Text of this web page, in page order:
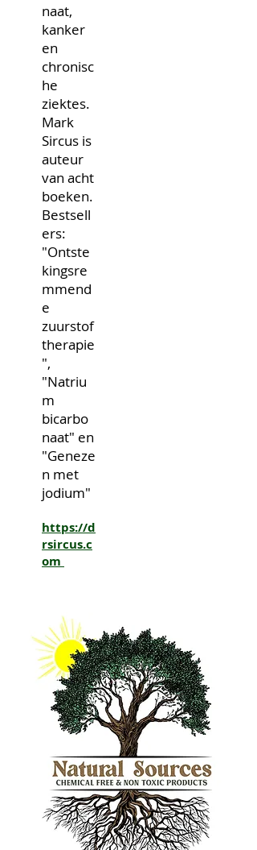
naat,
kanker
en
chronisc
he
ziektes.
Mark
Sircus is
auteur
van acht
boeken.
Bestsell
ers:
"Ontste
kingsre
mmend
e
zuurstof
therapie
",
"Natriu
m
bicarbo
naat" en
"Geneze
n met
jodium"
https://d
rsircus.c
om